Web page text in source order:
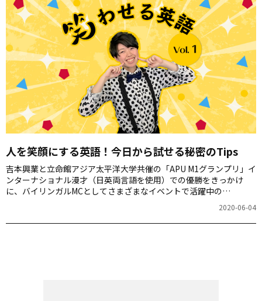
人を笑顔にする英語！今日から試せる秘密のTips
吉本興業と立命館アジア太平洋大学共催の「APU M1グランプリ」イ
ンターナショナル漫才（日英両言語を使用）での優勝をきっかけ
に、バイリンガルMCとしてさまざまなイベントで活躍中の
語」の第1回は、今日から試せる、誰にでもできる、人を笑顔にする
英語をお届けします。
2020-06-04